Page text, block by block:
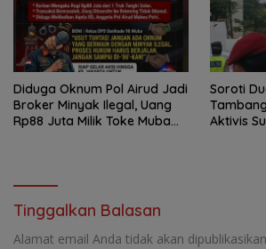
Diduga Oknum Pol Airud Jadi
Broker Minyak Ilegal, Uang
Rp88 Juta Milik Toke Muba
Soroti
Aktivis
Tinggalkan Balasan
Alamat email Anda tidak akan